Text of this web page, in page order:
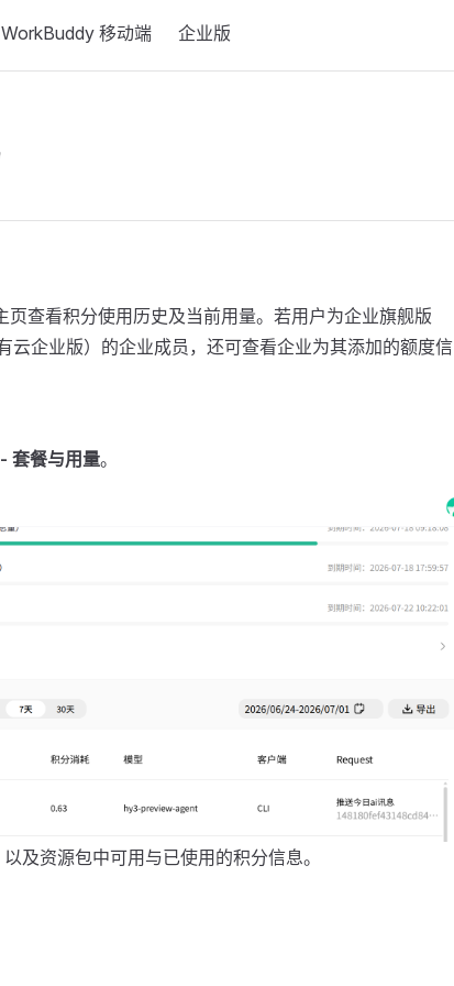
WorkBuddy 移动端 企业版
页查看积分使用历史及当前用量。若用户为企业旗舰版
云企业版）的企业成员，还可查看企业为其添加的额度信
套餐与用量。
及资源包中可用与已使用的积分信息。